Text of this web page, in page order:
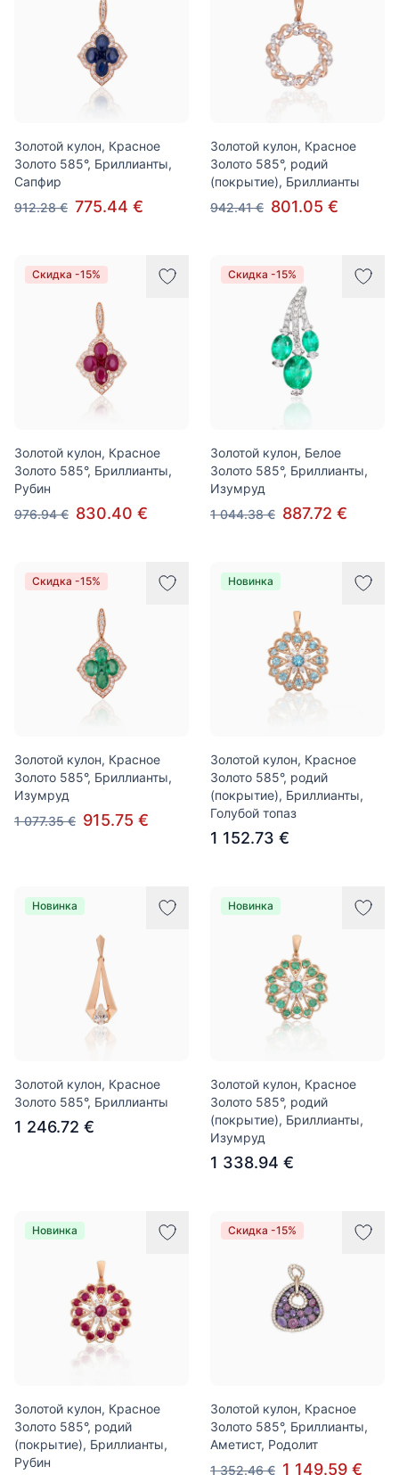
Золотой кулон, Красное
Золото 585°, Бриллианты,
Сапфир
912.28 € 775.44 €
Золотой кулон, Красное
Золото 585°, родий
(покрытие), Бриллианты
942.41 € 801.05 €
Скидка -15%
Золотой кулон, Красное
Золото 585°, Бриллианты,
Рубин
976.94 € 830.40 €
Скидка -15%
Золотой кулон, Белое
Золото 585°, Бриллианты,
Изумруд
1 044.38 € 887.72 €
Скидка -15%
Золотой кулон, Красное
Золото 585°, Бриллианты,
Изумруд
1 077.35 € 915.75 €
Новинка
Золотой кулон, Красное
Золото 585°, родий
(покрытие), Бриллианты,
Голубой топаз
1 152.73 €
Новинка
Золотой кулон, Красное
Золото 585°, Бриллианты
1 246.72 €
Новинка
Золотой кулон, Красное
Золото 585°, родий
(покрытие), Бриллианты,
Изумруд
1 338.94 €
Новинка
Золотой кулон, Красное
Золото 585°, родий
(покрытие), Бриллианты,
Рубин
Скидка -15%
Золотой кулон, Красное
Золото 585°, Бриллианты,
Аметист, Родолит
1 352.46 € 1 149.59 €